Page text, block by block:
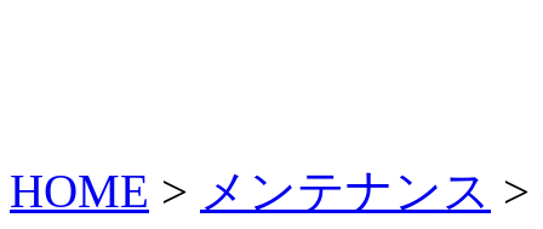
HOME > メンテナンス